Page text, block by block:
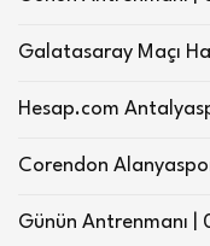
Galatasaray Maçı
Hesap.com
Corendon Alanyaspor
Günün Antrenmanı